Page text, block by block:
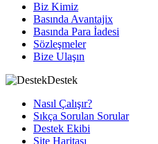
Biz Kimiz
Basında Avantajix
Basında Para İadesi
Sözleşmeler
Bize Ulaşın
Destek
Nasıl Çalışır?
Sıkça Sorulan Sorular
Destek Ekibi
Site Haritası